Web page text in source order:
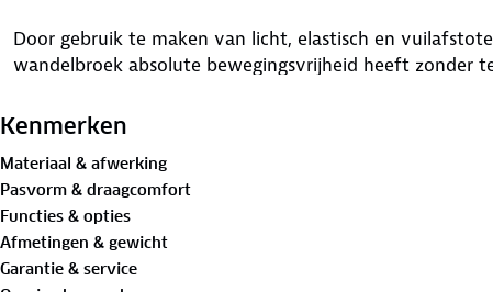
Door gebruik te maken van licht, elastisch en
wandelbroek absolute bewegingsvrijheid heeft zonder
sleutels. De comfortabele tailleband met elastische
Onderstaand de kenmerken van de M Zip-Off Trekking
Lichtgewicht
94% Nylon, 6% Elastaan
Kenmerken
Materiaal & afwerking
Pasvorm & draagcomfort
Functies & opties
Afmetingen & gewicht
Garantie & service